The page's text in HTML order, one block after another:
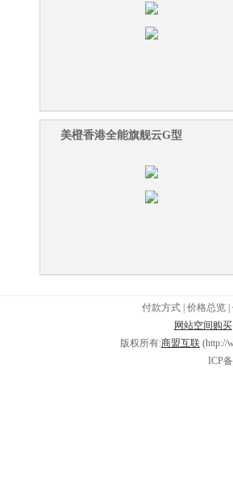
美橙香港全能旗舰云G型
付款方式 价格总览
网站空间购买
版权所有:商盟互联(http://
ICP